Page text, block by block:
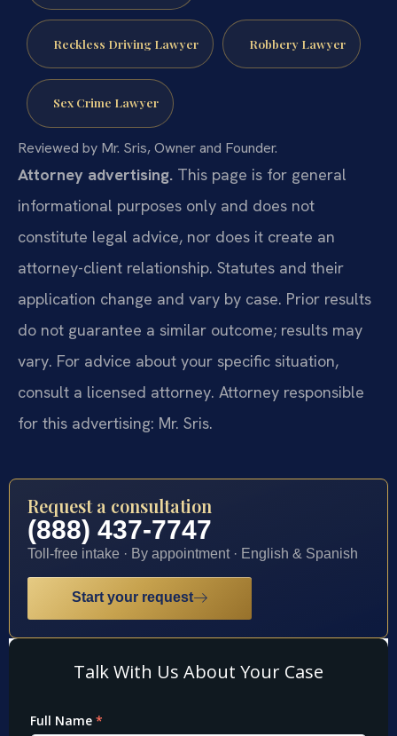
Reckless Driving Lawyer Robbery Lawyer
Sex Crime Lawyer
Reviewed by Mr. Sris, Owner and Founder.
Attorney advertising. This page is for general
informational purposes only and does not
constitute legal advice, nor does it create an
attorney-client relationship. Statutes and their
application change and vary by case. Prior results
do not guarantee a similar outcome; results may
vary. For advice about your specific situation,
consult a licensed attorney. Attorney responsible
for this advertising: Mr. Sris.
Request a consultation
(888) 437-7747
Toll-free intake · By appointment · English & Spanish
Start your request